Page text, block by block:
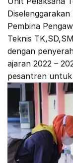
Pembina
Teknis
dengan
ajaran 2022 –
pesantren